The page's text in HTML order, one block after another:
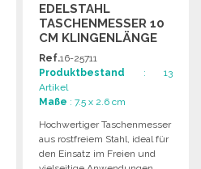
EDELSTAHL
TASCHENMESSER 10
CM KLINGENLÄNGE
ZU
GROSSHANDELSPREISEN
Ref.16-25711
Produktbestand : 13
Artikel
Maße : 7.5 x 2.6 cm
Hochwertiger Taschenmesser
aus rostfreiem Stahl, ideal für
den Einsatz im Freien und